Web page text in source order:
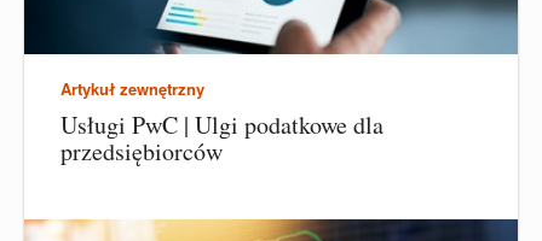
Artykuł zewnętrzny
Usługi PwC | Ulgi podatkowe dla
przedsiębiorców